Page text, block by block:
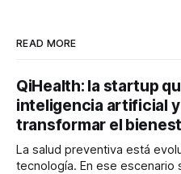
READ MORE
QiHealth: la startup
inteligencia artificial y
transformar el
La salud preventiva está
tecnología. En ese escenario